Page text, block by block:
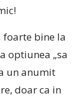
foarte bine la
optiunea „sa
un anumit
doar ca in